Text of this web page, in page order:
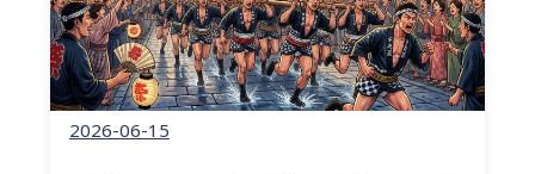
2026-06-15